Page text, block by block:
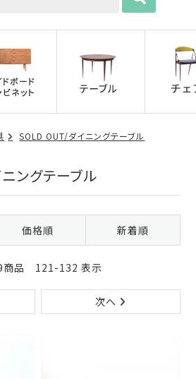
SOLD OUT/ダイニングテーブル
ングテーブル
価格順 新着順
商品 121-132 表示
次へ